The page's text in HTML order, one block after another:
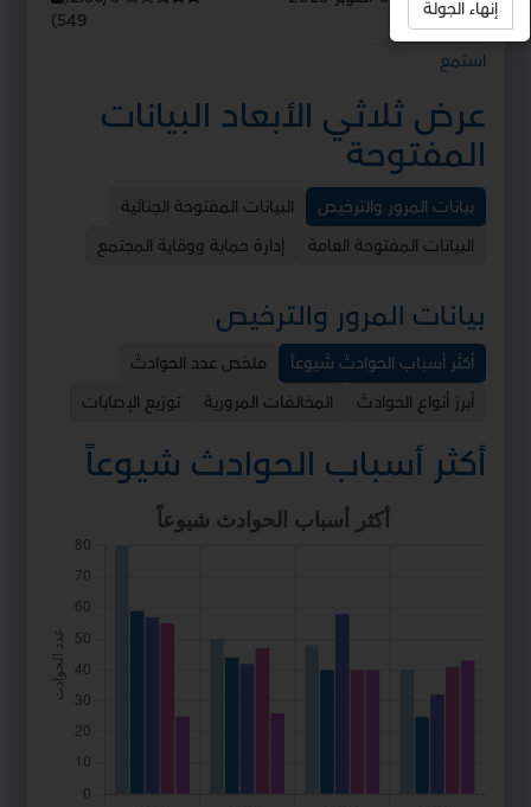
549
)
استمع
عرض ثلاثي الأبعاد البيانات
المفتوحة
بيانات المرور والترخيص
البيانات المفتوحة الجنائية
البيانات المفتوحة العامة
إدارة حماية ووقاية المجتمع
بيانات المرور والترخيص
أكثر أسباب الحوادث شيوعاً
ملخص عدد الحوادث
أبرز أنواع الحوادث
المخالفات المرورية توزيع الإصابات
أكثر أسباب الحوادث شيوعاً
إنهاء الجولة